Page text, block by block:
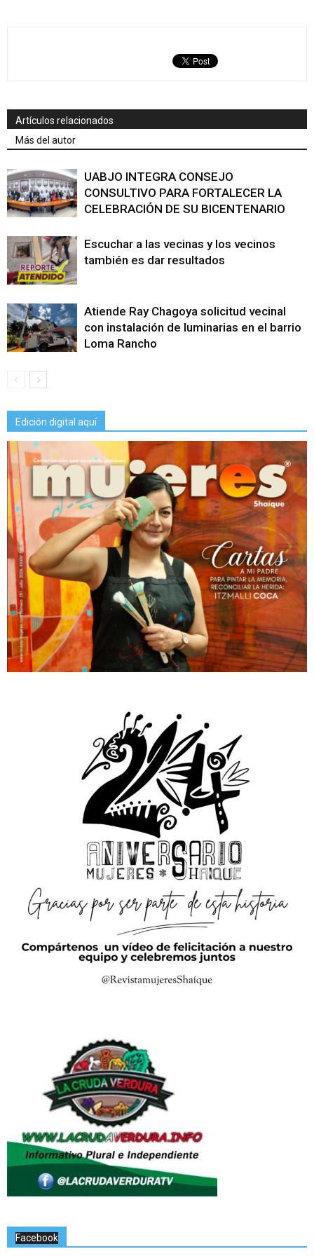
Artículos relacionados
Más del autor
UABJO INTEGRA CONSEJO
CONSULTIVO PARA FORTALECER LA
CELEBRACIÓN DE SU BICENTENARIO
Escuchar a las vecinas y los vecinos
también es dar resultados
Atiende Ray Chagoya solicitud vecinal
con instalación de luminarias en el barrio
Loma Rancho
Edición digital aquí
Facebook